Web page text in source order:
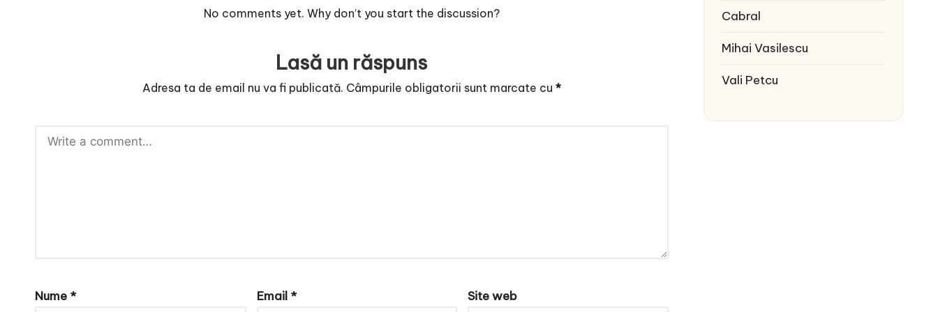
No comments yet. Why don’t you start the discussion?
Lasă un răspuns
Adresa ta de email nu va fi publicată. Câmpurile obligatorii sunt marcate cu *
Nume * Email * Site web
Cabral
Mihai Vasilescu
Vali Petcu